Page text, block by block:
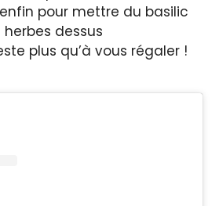
pour mettre du basilic
herbes dessus
plus qu’à vous régaler !